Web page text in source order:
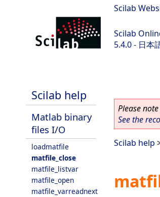
Scilab
Scilab
5.4.0 - 日本
Scilab help
Matlab binary
files I/O
loadmatfile
matfile_close
matfile_listvar
matfile_open
matfile_varreadnext
Please
See the
Scilab help